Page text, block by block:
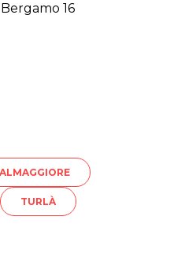
16
TURLÀ